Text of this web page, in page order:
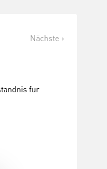
Nächste
für